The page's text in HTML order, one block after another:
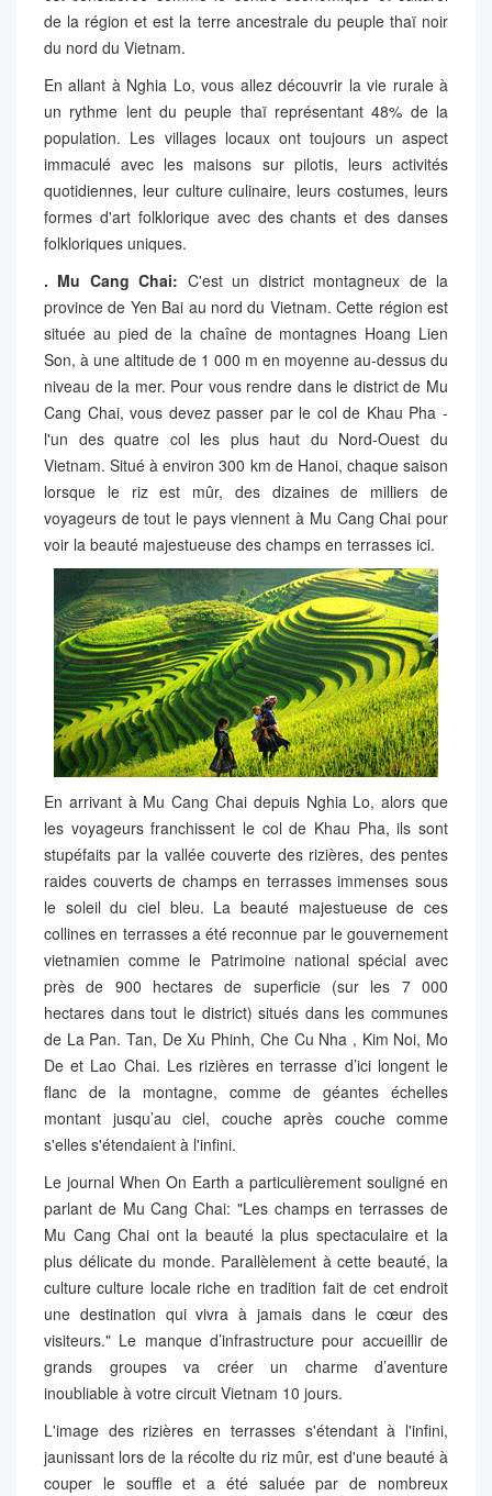
de la région et est la terre ancestrale du peuple thaï noir
du nord du Vietnam.
En allant à Nghia Lo, vous allez découvrir la vie rurale à
un rythme lent du peuple thaï représentant 48% de la
population. Les villages locaux ont toujours un aspect
immaculé avec les maisons sur pilotis, leurs activités
quotidiennes, leur culture culinaire, leurs costumes, leurs
formes d'art folklorique avec des chants et des danses
folkloriques uniques.
. Mu Cang Chai: C'est un district montagneux de la
province de Yen Bai au nord du Vietnam. Cette région est
située au pied de la chaîne de montagnes Hoang Lien
Son, à une altitude de 1 000 m en moyenne au-dessus du
niveau de la mer. Pour vous rendre dans le district de Mu
Cang Chai, vous devez passer par le col de Khau Pha -
l'un des quatre col les plus haut du Nord-Ouest du
Vietnam. Situé à environ 300 km de Hanoi, chaque saison
lorsque le riz est mûr, des dizaines de milliers de
voyageurs de tout le pays viennent à Mu Cang Chai pour
voir la beauté majestueuse des champs en terrasses ici.
En arrivant à Mu Cang Chai depuis Nghia Lo, alors que
les voyageurs franchissent le col de Khau Pha, ils sont
stupéfaits par la vallée couverte des rizières, des pentes
raides couverts de champs en terrasses immenses sous
le soleil du ciel bleu. La beauté majestueuse de ces
collines en terrasses a été reconnue par le gouvernement
vietnamien comme le Patrimoine national spécial avec
près de 900 hectares de superficie (sur les 7 000
hectares dans tout le district) situés dans les communes
de La Pan. Tan, De Xu Phinh, Che Cu Nha , Kim Noi, Mo
De et Lao Chai. Les rizières en terrasse d’ici longent le
flanc de la montagne, comme de géantes échelles
montant jusqu’au ciel, couche après couche comme
s'elles s'étendaient à l'infini.
Le journal When On Earth a particulièrement souligné en
parlant de Mu Cang Chai: "Les champs en terrasses de
Mu Cang Chai ont la beauté la plus spectaculaire et la
plus délicate du monde. Parallèlement à cette beauté, la
culture culture locale riche en tradition fait de cet endroit
une destination qui vivra à jamais dans le cœur des
visiteurs." Le manque d’infrastructure pour accueillir de
grands groupes va créer un charme d’aventure
inoubliable à votre circuit Vietnam 10 jours.
L'image des rizières en terrasses s'étendant à l'infini,
jaunissant lors de la récolte du riz mûr, est d'une beauté à
couper le souffle et a été saluée par de nombreux